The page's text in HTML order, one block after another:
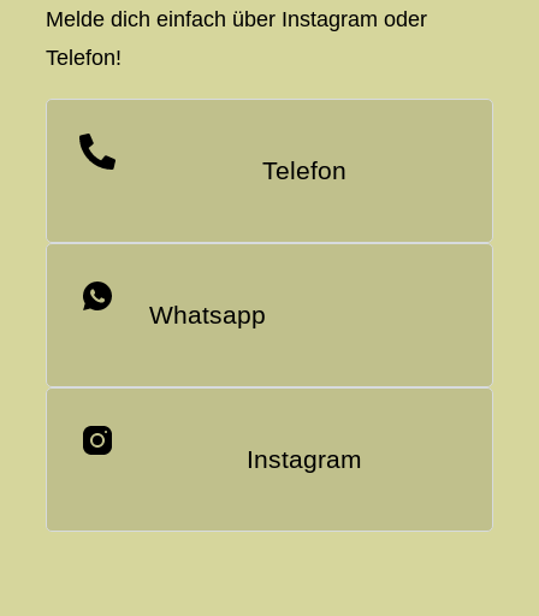
Melde dich einfach über Instagram oder
Telefon!
Telefon
Whatsapp
Instagram